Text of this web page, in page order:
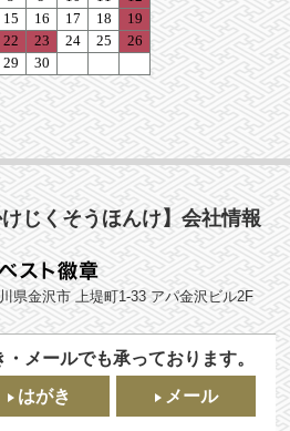
じくそうほんけ】会社情報
県金沢市 上堤町1-33 アパ金沢ビル2F
メールでも承っております。
はがき メール